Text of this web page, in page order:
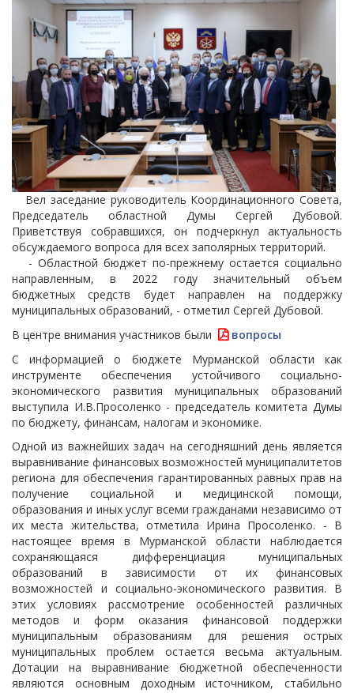
Вел заседание руководитель Координационного Совета,
Председатель областной Думы Сергей Дубовой.
Приветствуя собравшихся, он подчеркнул актуальность
обсуждаемого вопроса для всех заполярных территорий.
- Областной бюджет по-прежнему остается социально
направленным, в 2022 году значительный объем
бюджетных средств будет направлен на поддержку
муниципальных образований, - отметил Сергей Дубовой.
В центре внимания участников были
вопросы
С информацией о бюджете Мурманской области как
инструменте обеспечения устойчивого социально-
экономического развития муниципальных образований
выступила И.В.Просоленко - председатель комитета Думы
по бюджету, финансам, налогам и экономике.
Одной из важнейших задач на сегодняшний день является
выравнивание финансовых возможностей муниципалитетов
региона для обеспечения гарантированных равных прав на
получение социальной и медицинской помощи,
образования и иных услуг всеми гражданами независимо от
их места жительства, отметила Ирина Просоленко. - В
настоящее время в Мурманской области наблюдается
сохраняющаяся дифференциация муниципальных
образований в зависимости от их финансовых
возможностей и социально-экономического развития. В
этих условиях рассмотрение особенностей различных
методов и форм оказания финансовой поддержки
муниципальным образованиям для решения острых
муниципальных проблем остается весьма актуальным.
Дотации на выравнивание бюджетной обеспеченности
являются основным доходным источником, стабильно